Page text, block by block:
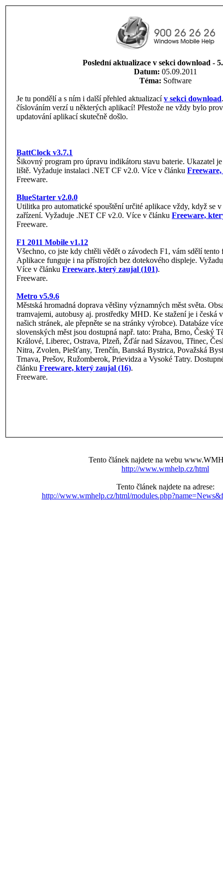
Poslední aktualizace v sekci download -
Datum: 05.09.2011
Téma: Software
Je tu pondělí a s ním i další přehled aktualizacív sekci download
číslováním verzí u některých aplikací! Přestože ne vždy bylo
updatování aplikací skutečně došlo.
BattClock v3.7.1
Šikovný program pro úpravu indikátoru stavu baterie. Ukazatel
liště. Vyžaduje instalaci .NET CF v2.0. Více v článku
Freeware.
BlueStarter v2.0.0
Utilitka pro automatické spouštění určité aplikace vždy, když se
zařízení. Vyžaduje .NET CF v2.0. Více v článku Freeware,
Freeware.
F1 2011 Mobile v1.12
Všechno, co jste kdy chtěli vědět o závodech F1, vám sdělí
Aplikace funguje i na přístrojích bez dotekového displeje.
Více v článku Freeware, který zaujal (101).
Freeware.
Metro v5.9.6
Městská hromadná doprava většiny významných měst světa.
tramvajemi, autobusy aj. prostředky MHD. Ke stažení je i česká
našich stránek, ale přepněte se na stránky výrobce). Databáze
slovenských měst jsou dostupná např. tato: Praha, Brno, Český
Králové, Liberec, Ostrava, Plzeň, Žďár nad Sázavou, Třinec,
Nitra, Zvolen, Piešťany, Trenčín, Banská Bystrica, Považská
Trnava, Prešov, Ružomberok, Prievidza a Vysoké Tatry.
článku Freeware, který zaujal (16).
Freeware.
Tento článek najdete na webu
http://www.wmhelp.cz/html
Tento článek najdete na adrese:
http://www.wmhelp.cz/html/